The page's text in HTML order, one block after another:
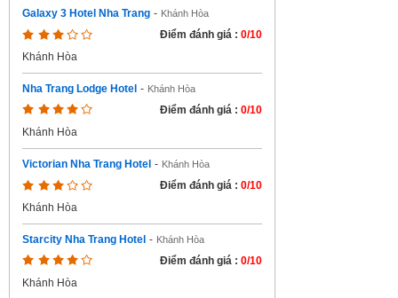
Galaxy 3 Hotel Nha Trang - Khánh Hòa
Điểm đánh giá : 0/10
Khánh Hòa
Nha Trang Lodge Hotel - Khánh Hòa
Điểm đánh giá : 0/10
Khánh Hòa
Victorian Nha Trang Hotel - Khánh Hòa
Điểm đánh giá : 0/10
Khánh Hòa
Starcity Nha Trang Hotel - Khánh Hòa
Điểm đánh giá : 0/10
Khánh Hòa